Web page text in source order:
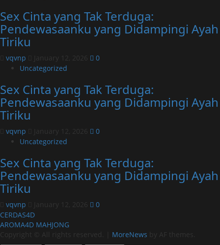
Sex Cinta yang Tak Terduga:
Pendewasaanku yang Didampingi Ayah
Tiriku
vqvnp January 12, 2026
0
Uncategorized
Sex Cinta yang Tak Terduga:
Pendewasaanku yang Didampingi Ayah
Tiriku
vqvnp January 12, 2026
0
Uncategorized
Sex Cinta yang Tak Terduga:
Pendewasaanku yang Didampingi Ayah
Tiriku
vqvnp January 12, 2026
0
CERDAS4D
AROMA4D MAHJONG
Copyright © All rights reserved.
MoreNews by AF themes.